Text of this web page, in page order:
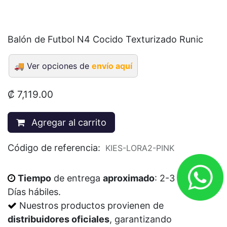
Balón de Futbol N4 Cocido Texturizado Runic
🚚 Ver opciones de envío aquí
₡ 7,119.00
Agregar al carrito
Código de referencia: KIES-LORA2-PINK
Tiempo de entrega aproximado: 2-3
Días hábiles.
Nuestros productos provienen de
distribuidores oficiales, garantizando